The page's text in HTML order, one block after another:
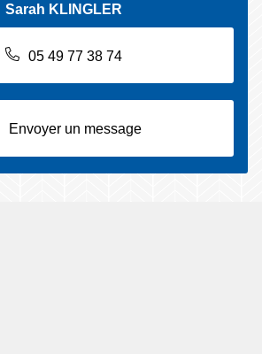
Sarah KLINGLER
05 49 77 38 74
Envoyer un message